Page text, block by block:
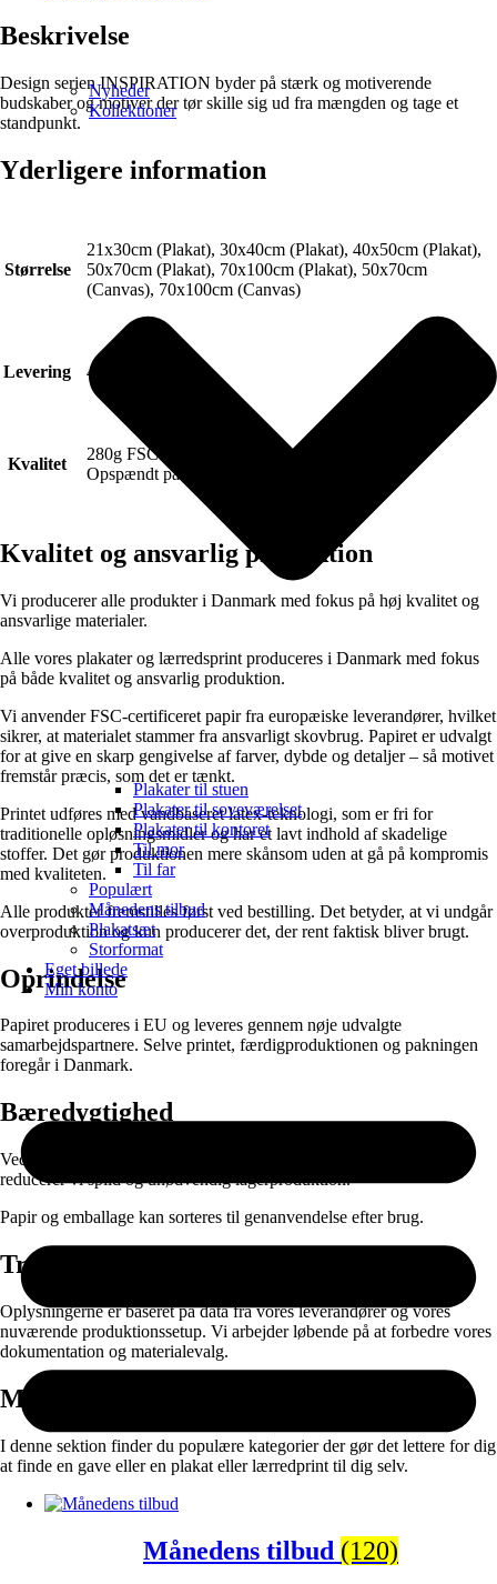
Nyheder
Kollektioner
Plakater til stuen
Plakater til soveværelset
Plakater til kontoret
Til mor
Til far
Populært
Månedens tilbud
Plakatsæt
Storformat
Eget billede
Min konto
Beskrivelse
Design serien INSPIRATION byder på stærk og motiverende
budskaber og motiver der tør skille sig ud fra mængden og tage et
standpunkt.
Yderligere information
Størrelse
21x30cm (Plakat), 30x40cm (Plakat), 40x50cm (Plakat),
50x70cm (Plakat), 70x100cm (Plakat), 50x70cm
(Canvas), 70x100cm (Canvas)
Levering 4-6 hverdage.
Kvalitet
280g FSC Certificeret Art canvas (Lærred).
Opspændt på blindramme.
Kvalitet og ansvarlig produktion
Vi producerer alle produkter i Danmark med fokus på høj kvalitet og
ansvarlige materialer.
Alle vores plakater og lærredsprint produceres i Danmark med fokus
på både kvalitet og ansvarlig produktion.
Vi anvender FSC-certificeret papir fra europæiske leverandører, hvilket
sikrer, at materialet stammer fra ansvarligt skovbrug. Papiret er udvalgt
for at give en skarp gengivelse af farver, dybde og detaljer – så motivet
fremstår præcis, som det er tænkt.
Printet udføres med vandbaseret latex-teknologi, som er fri for
traditionelle opløsningsmidler og har et lavt indhold af skadelige
stoffer. Det gør produktionen mere skånsom uden at gå på kompromis
med kvaliteten.
Alle produkter fremstilles først ved bestilling. Det betyder, at vi undgår
overproduktion og kun producerer det, der rent faktisk bliver brugt.
Oprindelse
Papiret produceres i EU og leveres gennem nøje udvalgte
samarbejdspartnere. Selve printet, færdigproduktionen og pakningen
foregår i Danmark.
Bæredygtighed
Ved at kombinere ansvarlige materialer med on-demand produktion
reducerer vi spild og unødvendig lagerproduktion.
Papir og emballage kan sorteres til genanvendelse efter brug.
Transparens
Oplysningerne er baseret på data fra vores leverandører og vores
nuværende produktionssetup. Vi arbejder løbende på at forbedre vores
dokumentation og materialevalg.
Måske vil du også synes om:
I denne sektion finder du populære kategorier der gør det lettere for dig
at finde en gave eller en plakat eller lærredprint til dig selv.
Månedens tilbud (120)